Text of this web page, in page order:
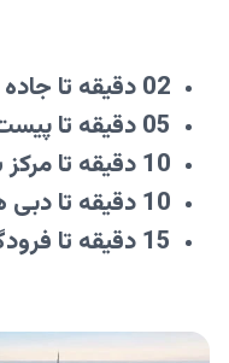
02 دقیقه تا جاده العین
05 دقیقه تا پیست مسابقه میدان
10 دقیقه تا مرکز شهر دبی
10 دقیقه تا دبی هیلز استیت مال
15 دقیقه تا فرودگاه بین المللی دبی